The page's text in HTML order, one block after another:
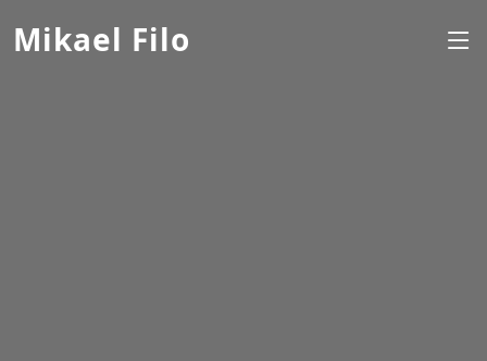
Mikael Filo